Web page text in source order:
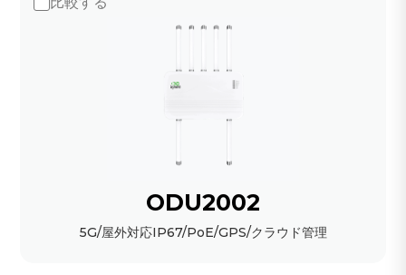
ODU2002
5G/屋外対応IP67/PoE/GPS/クラウド管理